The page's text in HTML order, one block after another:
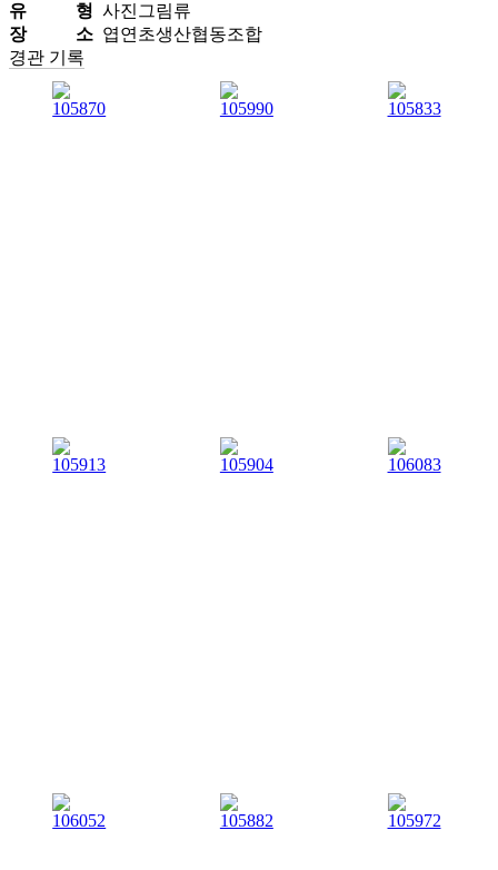
유 형 사진그림류
장 소 엽연초생산협동조합
경관 기록